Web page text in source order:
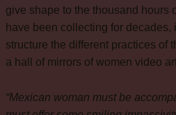
give shape to the thousand hours
have been collecting for decades,
structure the different practices of
a hall of mirrors of women video
“Mexican woman must be